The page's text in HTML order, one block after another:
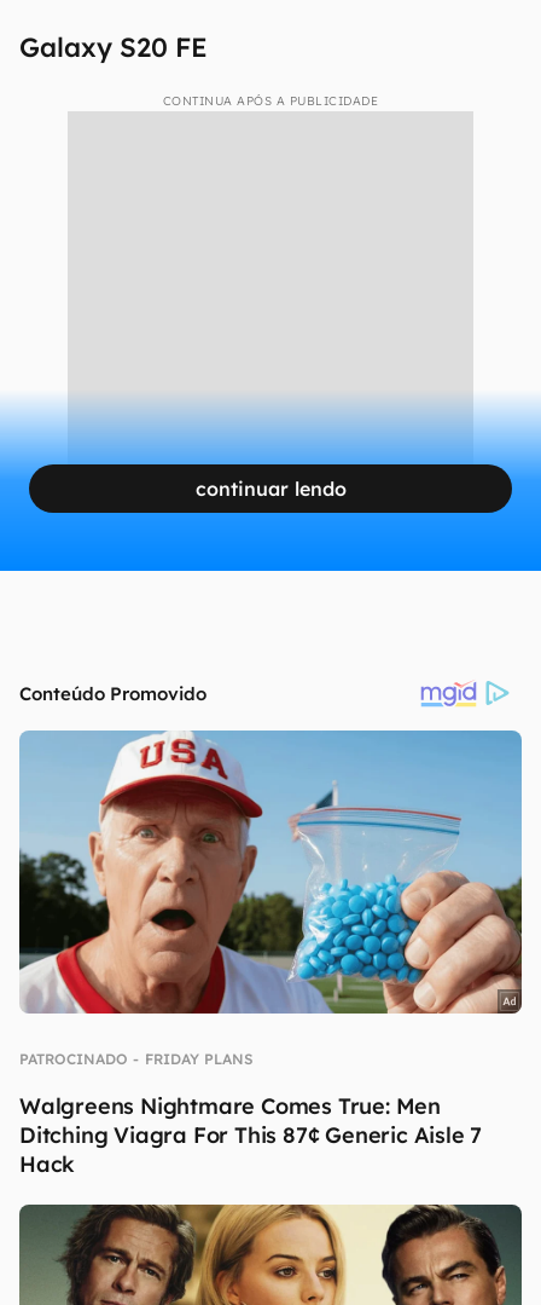
Galaxy S20 FE
CONTINUA APÓS A PUBLICIDADE
continuar lendo